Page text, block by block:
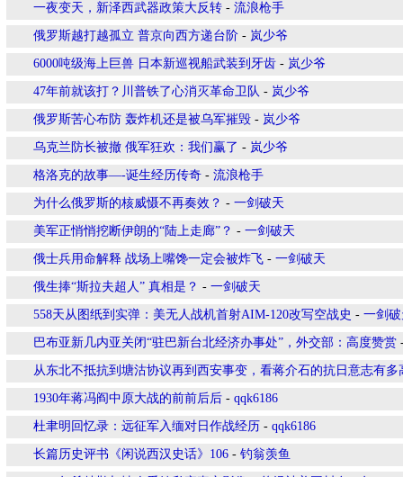
一夜变天，新泽西武器政策大反转 - 流浪枪手
俄罗斯越打越孤立 普京向西方递台阶 - 岚少爷
6000吨级海上巨兽 日本新巡视船武装到牙齿 - 岚少爷
47年前就该打？川普铁了心消灭革命卫队 - 岚少爷
俄罗斯苦心布防 轰炸机还是被乌军摧毁 - 岚少爷
乌克兰防长被撤 俄军狂欢：我们赢了 - 岚少爷
格洛克的故事—-诞生经历传奇 - 流浪枪手
为什么俄罗斯的核威慑不再奏效？ - 一剑破天
美军正悄悄挖断伊朗的“陆上走廊”？ - 一剑破天
俄士兵用命解释 战场上嘴馋一定会被炸飞 - 一剑破天
俄生捧“斯拉夫超人” 真相是？ - 一剑破天
558天从图纸到实弹：美无人战机首射AIM-120改写空战史 - 一剑
巴布亚新几内亚关闭“驻巴新台北经济办事处”，外交部：高度赞赏
从东北不抵抗到塘沽协议再到西安事变，看蒋介石的抗日意志有多
1930年蒋冯阎中原大战的前前后后 - qqk6186
杜聿明回忆录：远征军入缅对日作战经历 - qqk6186
长篇历史评书《闲说西汉史话》106 - 钓翁羡鱼